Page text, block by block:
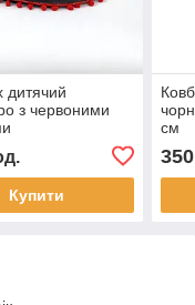
дитячий
з червоними
Купити
см
350